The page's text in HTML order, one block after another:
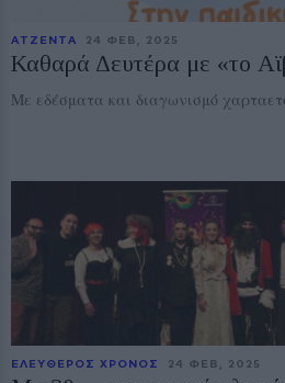
ΑΤΖΕΝΤΑ 24 ΦΕΒ, 2025
Καθαρά Δευτέρα με «το
Με εδέσματα και διαγωνισμό
ΕΛΕΥΘΕΡΟΣ ΧΡΟΝΟΣ 24 ΦΕΒ, 2025